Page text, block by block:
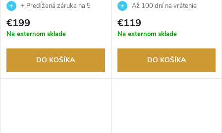
NH8390-20LE
+ Predĺžená záruka na 5
tovaru. Autorizovaný predajca.
€199
Na externom sklade
DO KOŠÍKA
Až 100 dní na vrátenie
€119
Na externom sklade
DO KOŠÍKA